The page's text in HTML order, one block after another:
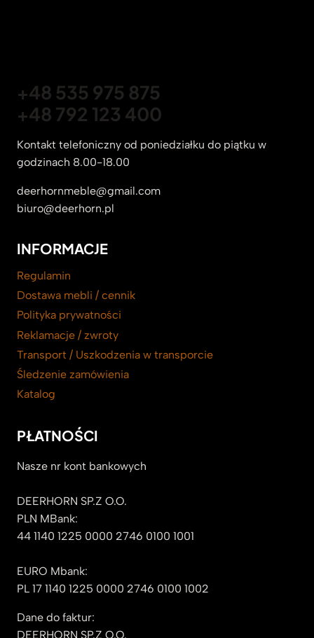
+48 535 975 875
+48 792 123 400
Kontakt telefoniczny od poniedziałku do piątku w
godzinach 8.00-18.00
deerhornmeble@gmail.com
biuro@deerhorn.pl
INFORMACJE
Regulamin
Dostawa mebli / cennik
Polityka prywatności
Reklamacje / zwroty
Transport / Uszkodzenia w transporcie
Śledzenie zamówienia
Katalog
PŁATNOŚCI
Nasze nr kont bankowych
DEERHORN SP.Z O.O.
PLN MBank:
44 1140 1225 0000 2746 0100 1001
EURO Mbank:
PL 17 1140 1225 0000 2746 0100 1002
Dane do faktur:
DEERHORN SP.Z O.O.